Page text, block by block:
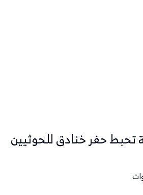
تحبط حفر خنادق للحوثيين